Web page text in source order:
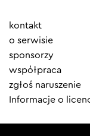
Element
menu
kontakt
o serwisie
sponsorzy
współpraca
zgłoś naruszenie
Informacje o